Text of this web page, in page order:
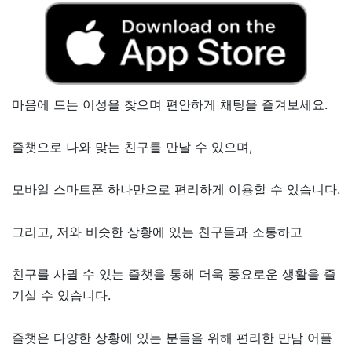
마음에 드는 이성을 찾으며 편안하게 채팅을 즐겨보세요.
즐챗으로 나와 맞는 친구를 만날 수 있으며,
모바일 스마트폰 하나만으로 편리하게 이용할 수 있습니다.
그리고, 저와 비슷한 상황에 있는 친구들과 소통하고
친구를 사귈 수 있는 즐챗을 통해 더욱 풍요로운 생활을 즐
기실 수 있습니다.
즐챗은 다양한 상황에 있는 분들을 위해 편리한 만남 어플